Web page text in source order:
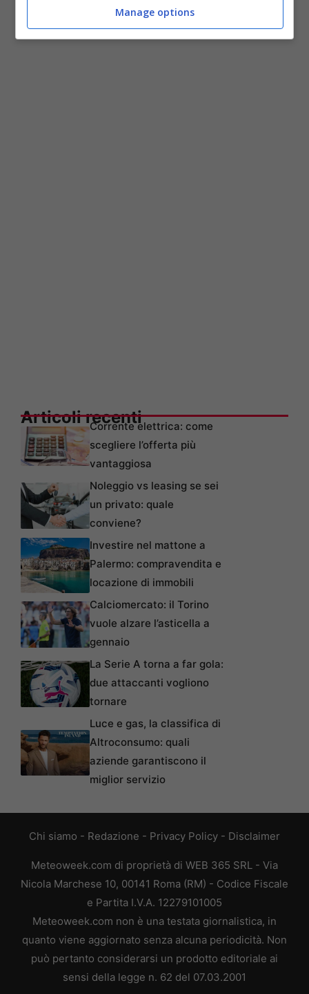
Articoli recentiCorrente elettrica: come
scegliere l’offerta più
vantaggiosa
Noleggio vs leasing se sei
un privato: quale
conviene?
Investire nel mattone a
Palermo: compravendita e
locazione di immobili
Calciomercato: il Torino
vuole alzare l’asticella a
gennaio
La Serie A torna a far gola:
due attaccanti vogliono
tornare
Luce e gas, la classifica di
Altroconsumo: quali
aziende garantiscono il
miglior servizio
Chi siamo - Redazione - Privacy Policy - Disclaimer
Meteoweek.com di proprietà di WEB 365 SRL - Via
Nicola Marchese 10, 00141 Roma (RM) - Codice Fiscale
e Partita I.V.A. 12279101005
Meteoweek.com non è una testata giornalistica, in
quanto viene aggiornato senza alcuna periodicità. Non
può pertanto considerarsi un prodotto editoriale ai
sensi della legge n. 62 del 07.03.2001
Manage options